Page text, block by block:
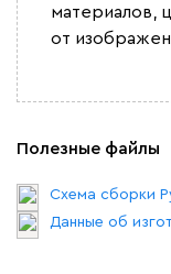
материалов,
от
Полезные файлы
Схема сборки
Данные об